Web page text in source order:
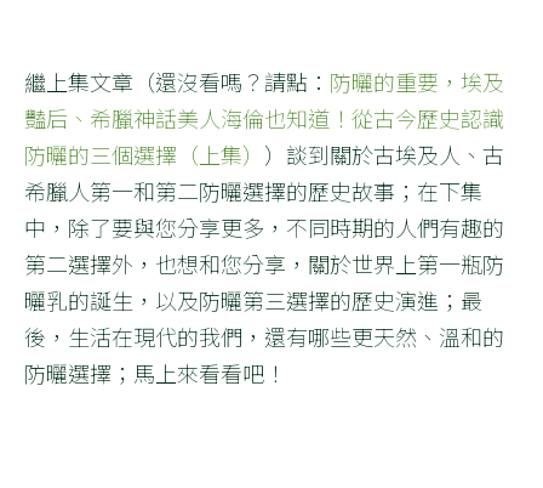
繼上集文章（還沒看嗎？請點： 防曬的重要，埃及
豔后、希臘神話美人海倫也知道！從古今歷史認識
防曬的三個選擇（上集） ）談到關於古埃及人、古
希臘人第一和第二防曬選擇的歷史故事；在下集
中，除了要與您分享更多，不同時期的人們有趣的
第二選擇外，也想和您分享，關於世界上第一瓶防
曬乳的誕生，以及防曬第三選擇的歷史演進；最
後，生活在現代的我們，還有哪些更天然、溫和的
防曬選擇；馬上來看看吧！